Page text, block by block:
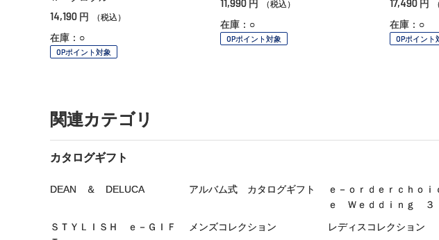
14,190 円 （税込）
在庫：○
OPポイント対象
11,990 円 （税込）
在庫：○
OPポイント対象
17,490 円
在庫：○
OPポイント
関連カテゴリ
カタログギフト
DEAN ＆ DELUCA アルバム式 カタログギフト
ｅ－ｏｒｄｅｒｃｈｏｉ
ｅ Ｗｅｄｄｉｎｇ ３
ＳＴＹＬＩＳＨ ｅ－ＧＩＦ
メンズコレクション レディスコレクション